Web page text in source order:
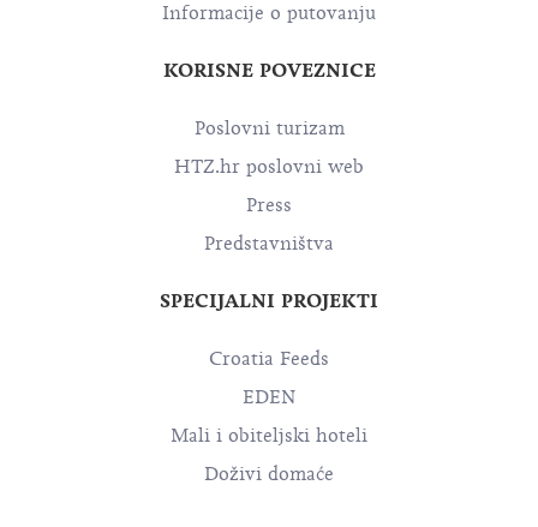
Informacije o putovanju
KORISNE POVEZNICE
Poslovni turizam
HTZ.hr poslovni web
Press
Predstavništva
SPECIJALNI PROJEKTI
Croatia Feeds
EDEN
Mali i obiteljski hoteli
Doživi domaće